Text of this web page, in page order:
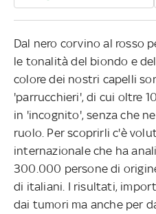
Dal nero corvino al rosso
le tonalità del biondo e
colore dei nostri capelli
'parrucchieri', di cui oltre
in 'incognito', senza che
ruolo. Per scoprirli c'è
internazionale che ha
300.000 persone di
di italiani. I risultati,
dai tumori ma anche per